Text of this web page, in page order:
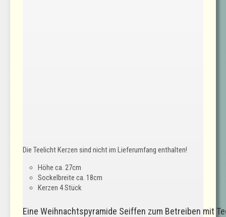
Die Teelicht Kerzen sind nicht im Lieferumfang enthalten!
Höhe ca. 27cm
Sockelbreite ca. 18cm
Kerzen 4 Stück
Eine Weihnachtspyramide Seiffen zum Betreiben mit